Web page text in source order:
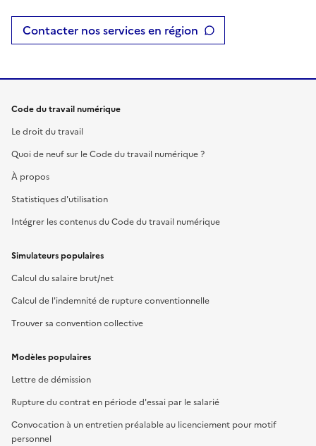
Contacter nos services en région
Code du travail numérique
Le droit du travail
Quoi de neuf sur le Code du travail numérique ?
À propos
Statistiques d'utilisation
Intégrer les contenus du Code du travail numérique
Simulateurs populaires
Calcul du salaire brut/net
Calcul de l'indemnité de rupture conventionnelle
Trouver sa convention collective
Modèles populaires
Lettre de démission
Rupture du contrat en période d'essai par le salarié
Convocation à un entretien préalable au licenciement pour motif
personnel